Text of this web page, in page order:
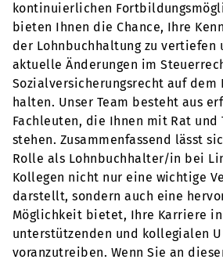
kontinuierlichen
bieten Ihnen die Chance, Ihre
der Lohnbuchhaltung zu vertiefen
aktuelle Änderungen im
Sozialversicherungsrecht auf dem
halten. Unser Team besteht aus
Fachleuten, die Ihnen mit Rat und
stehen. Zusammenfassend lässt
Rolle als Lohnbuchhalter/in bei
Kollegen nicht nur eine wichtige
darstellt, sondern auch eine
Möglichkeit bietet, Ihre Karriere
unterstützenden und kollegialen
voranzutreiben. Wenn Sie an